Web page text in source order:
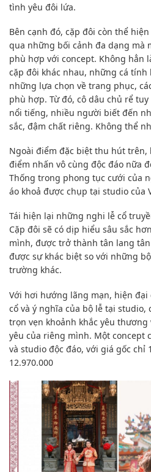
tình yêu đôi lứa.
Bên cạnh đó, cặp đôi còn thể
qua những bối cảnh đa dạng mà
phù hợp với concept. Không hẳn
cặp đôi khác nhau, những cá
những lựa chọn về trang phục,
phù hợp. Từ đó, cô dâu chủ rể
nổi tiếng, nhiều người biết đến
sắc, đậm chất riêng. Không thể
Ngoài điểm đặc biệt thu hút trên,
điểm nhấn vô cùng độc đáo nữa
Thống trong phong tục cưới của
áo khoả được chụp tại studio của
Tái hiện lại những nghi lễ cổ
Cặp đôi sẽ có dịp hiểu sâu sắc
mình, được trở thành tân lang
được sự khác biệt so với những
trường khác.
Với hơi hướng lãng mạn, hiện
cổ và ý nghĩa của bộ lễ tại studio,
trọn vẹn khoảnh khắc yêu
yêu của riêng mình. Một
và studio độc đáo, với giá gốc chỉ
12.970.000